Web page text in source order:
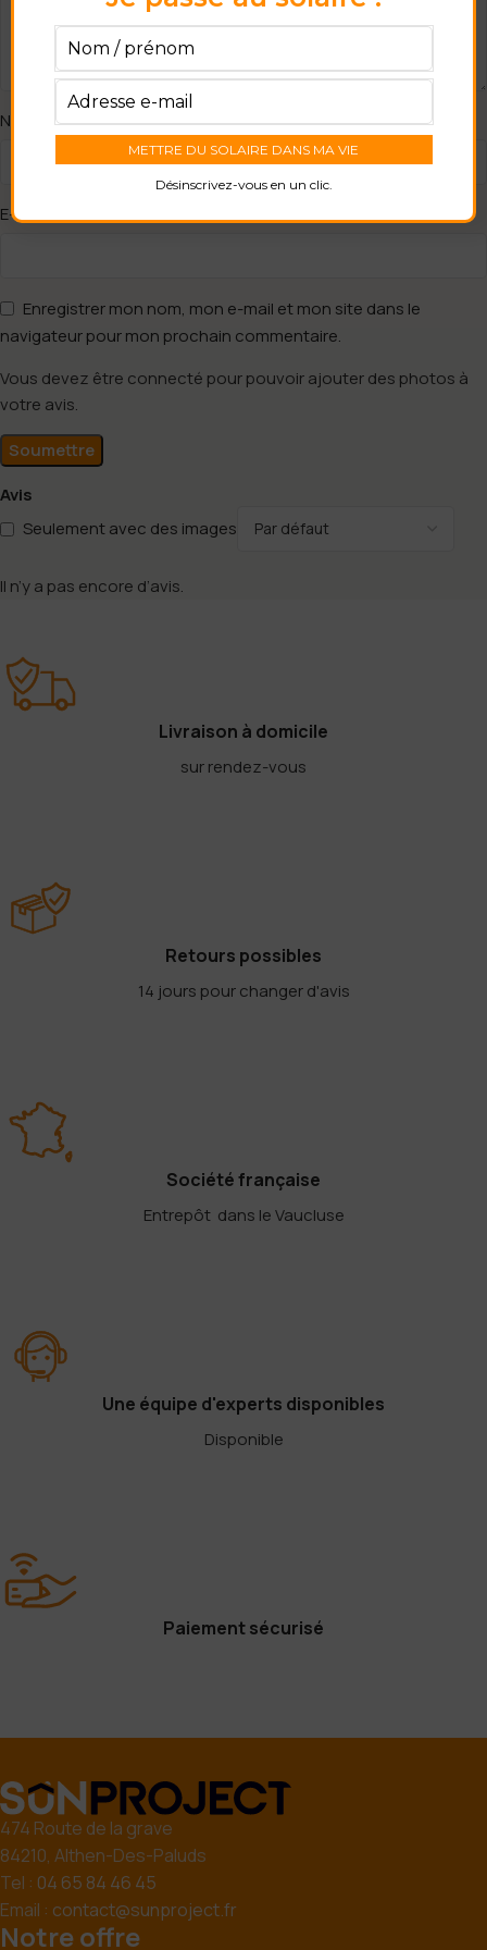
Avis
Seulement avec des images
Il n’y a pas encore d’avis.
Nom
E-mail
Enregistrer mon nom, mon e-mail et mon site dans le
navigateur pour mon prochain commentaire.
Vous devez être connecté pour pouvoir ajouter des photos à
votre avis.
Livraison à domicile
sur rendez-vous
Retours possibles
14 jours pour changer d'avis
Société française
Entrepôt dans le Vaucluse
Une équipe d'experts disponibles
Disponible
Paiement sécurisé
474 Route de la grave
84210, Althen-Des-Paluds
Tel : 04 65 84 46 45
Email : contact@sunproject.fr
Notre offre
Désinscrivez-vous en un clic.